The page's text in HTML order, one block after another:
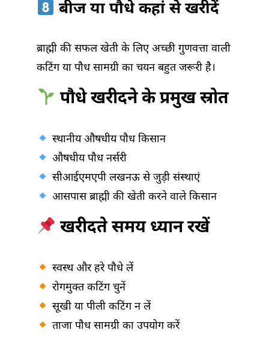
बीज या पौधे कहां से खरीदें
ब्राह्मी की सफल खेती के लिए अच्छी गुणवत्ता वाली
कटिंग या पौध सामग्री का चयन बहुत जरूरी है।
पौधे खरीदने के प्रमुख स्रोत
स्थानीय औषधीय पौध किसान
औषधीय पौध नर्सरी
सीआईएमएपी लखनऊ से जुड़ी संस्थाएं
आसपास ब्राह्मी की खेती करने वाले किसान
खरीदते समय ध्यान रखें
स्वस्थ और हरे पौधे लें
रोगमुक्त कटिंग चुनें
सूखी या पीली कटिंग न लें
ताजा पौध सामग्री का उपयोग करें